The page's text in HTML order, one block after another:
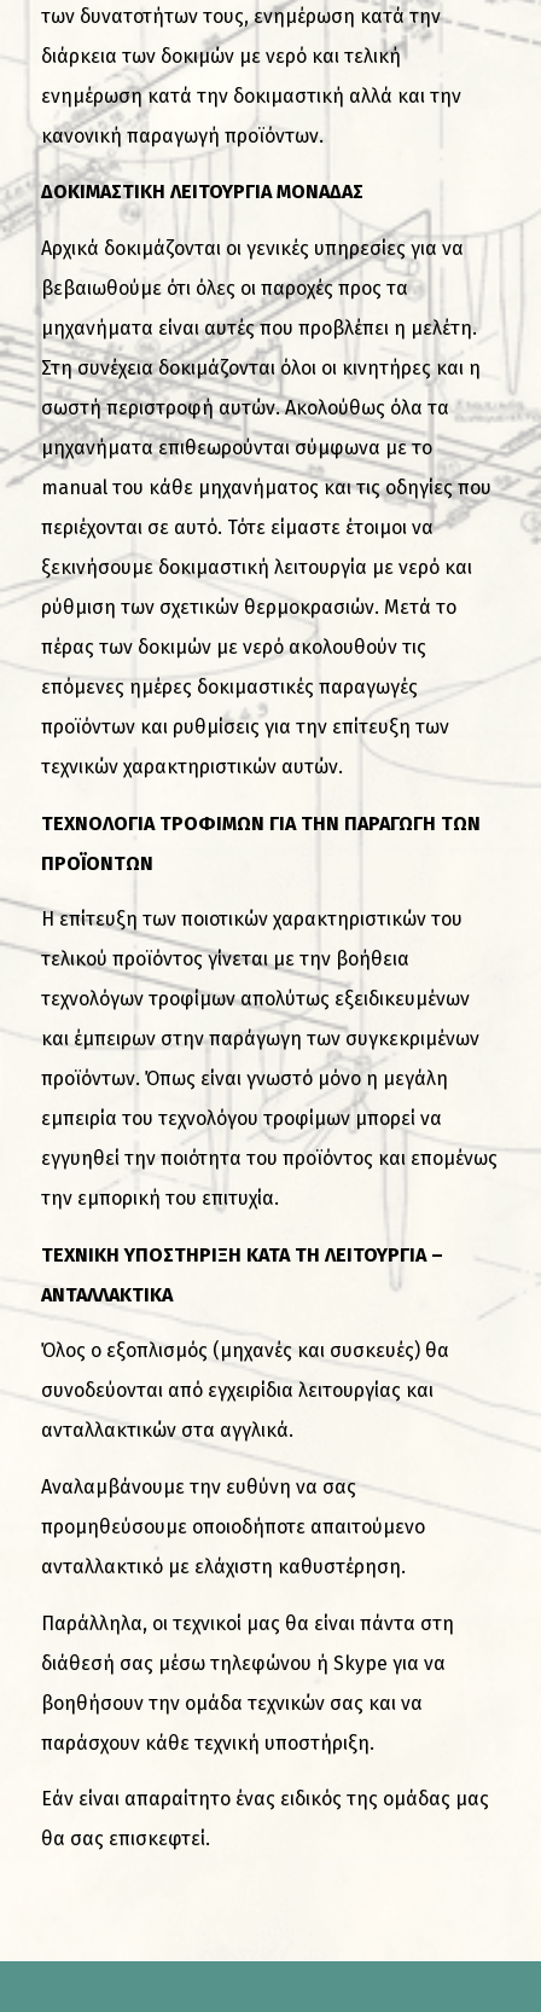
των δυνατοτήτων τους, ενημέρωση κατά την
διάρκεια των δοκιμών με νερό και τελική
ενημέρωση κατά την δοκιμαστική αλλά και την
κανονική παραγωγή προϊόντων.
ΔΟΚΙΜΑΣΤΙΚΗ ΛΕΙΤΟΥΡΓΙΑ ΜΟΝΑΔΑΣ
Αρχικά δοκιμάζονται οι γενικές υπηρεσίες για να
βεβαιωθούμε ότι όλες οι παροχές προς τα
μηχανήματα είναι αυτές που προβλέπει η μελέτη.
Στη συνέχεια δοκιμάζονται όλοι οι κινητήρες και η
σωστή περιστροφή αυτών. Ακολούθως όλα τα
μηχανήματα επιθεωρούνται σύμφωνα με το
manual του κάθε μηχανήματος και τις οδηγίες που
περιέχονται σε αυτό. Τότε είμαστε έτοιμοι να
ξεκινήσουμε δοκιμαστική λειτουργία με νερό και
ρύθμιση των σχετικών θερμοκρασιών. Μετά το
πέρας των δοκιμών με νερό ακολουθούν τις
επόμενες ημέρες δοκιμαστικές παραγωγές
προϊόντων και ρυθμίσεις για την επίτευξη των
τεχνικών χαρακτηριστικών αυτών.
ΤΕΧΝΟΛΟΓΙΑ ΤΡΟΦΙΜΩΝ ΓΙΑ ΤΗΝ ΠΑΡΑΓΩΓΗ ΤΩΝ
ΠΡΟΪΟΝΤΩΝ
Η επίτευξη των ποιοτικών χαρακτηριστικών του
τελικού προϊόντος γίνεται με την βοήθεια
τεχνολόγων τροφίμων απολύτως εξειδικευμένων
και έμπειρων στην παράγωγη των συγκεκριμένων
προϊόντων. Όπως είναι γνωστό μόνο η μεγάλη
εμπειρία του τεχνολόγου τροφίμων μπορεί να
εγγυηθεί την ποιότητα του προϊόντος και επομένως
την εμπορική του επιτυχία.
ΤΕΧΝΙΚΗ ΥΠΟΣΤΗΡΙΞΗ ΚΑΤΑ ΤΗ ΛΕΙΤΟΥΡΓΙΑ –
ΑΝΤΑΛΛΑΚΤΙΚΑ
Όλος ο εξοπλισμός (μηχανές και συσκευές) θα
συνοδεύονται από εγχειρίδια λειτουργίας και
ανταλλακτικών στα αγγλικά.
Αναλαμβάνουμε την ευθύνη να σας
προμηθεύσουμε οποιοδήποτε απαιτούμενο
ανταλλακτικό με ελάχιστη καθυστέρηση.
Παράλληλα, οι τεχνικοί μας θα είναι πάντα στη
διάθεσή σας μέσω τηλεφώνου ή Skype για να
βοηθήσουν την ομάδα τεχνικών σας και να
παράσχουν κάθε τεχνική υποστήριξη.
Εάν είναι απαραίτητο ένας ειδικός της ομάδας μας
θα σας επισκεφτεί.